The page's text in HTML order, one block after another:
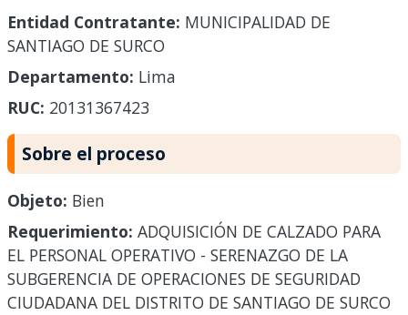
Entidad Contratante: MUNICIPALIDAD DE
SANTIAGO DE SURCO
Departamento: Lima
RUC: 20131367423
Sobre el proceso
Objeto: Bien
Requerimiento: ADQUISICIÓN DE CALZADO PARA
EL PERSONAL OPERATIVO - SERENAZGO DE LA
SUBGERENCIA DE OPERACIONES DE SEGURIDAD
CIUDADANA DEL DISTRITO DE SANTIAGO DE SURCO